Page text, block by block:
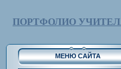
ПОРТФОЛИО
МЕНЮ САЙТА